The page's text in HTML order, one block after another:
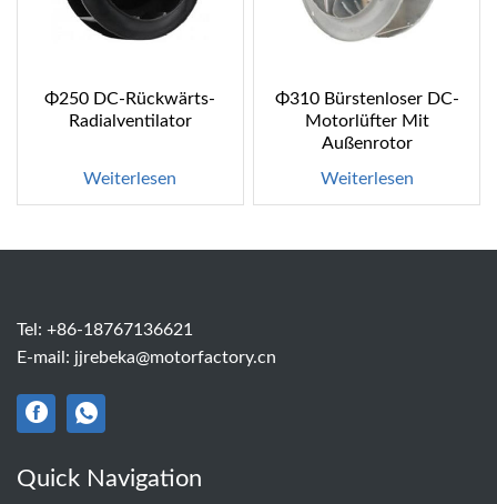
Φ250 DC-Rückwärts-
Radialventilator
Weiterlesen
Φ310 Bürstenloser DC-
Motorlüfter Mit
Außenrotor
Weiterlesen
Tel: +86-18767136621
E-mail: jjrebeka@motorfactory.cn
Quick Navigation